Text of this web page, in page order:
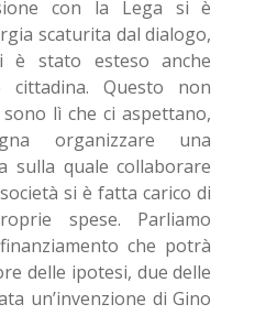
con la Lega si è
scaturita dal dialogo,
è stato esteso anche
cittadina. Questo non
lì che ci aspettano,
organizzare una
sulla quale collaborare
si è fatta carico di
spese. Parliamo
che potrà
delle ipotesi, due delle
un’invenzione di Gino